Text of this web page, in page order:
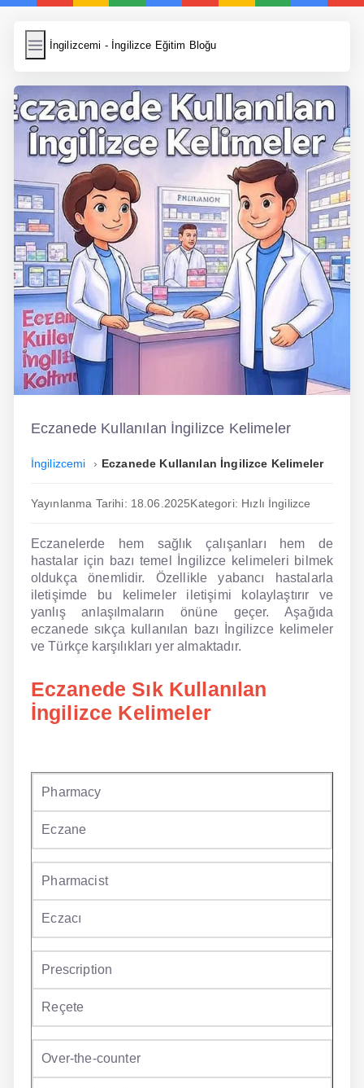
İngilizcemi - İngilizce Eğitim Bloğu
İngilizcemi
Resim Yükle
Wordpress Cache
Anasayfa
İngilizce Yemek Tarifleri
İngilizce Şarkı Sözleri
5 Günde İngilizce
Bilinçaltı İngilizce
İngilizce Biyografiler
İngilizce
Dil Eğitimi
En Ucuz İngilizce
En Uygun İngilizce
Hipnozla İngilizce
İngilizce Kursu Yorum
Offline İngilizce
Online İngilizce
Sözlük
Tavsiyeler
Gizlilik Politikası
Bize Ulaşın
Eczanede Kullanılan İngilizce Kelimeler
İngilizcemi Eczanede Kullanılan İngilizce Kelimeler
Yayınlanma Tarihi: 18.06.2025Kategori: Hızlı İngilizce
Eczanelerde hem sağlık çalışanları hem de
hastalar için bazı temel İngilizce kelimeleri bilmek
oldukça önemlidir. Özellikle yabancı hastalarla
iletişimde bu kelimeler iletişimi kolaylaştırır ve
yanlış anlaşılmaların önüne geçer. Aşağıda
eczanede sıkça kullanılan bazı İngilizce kelimeler
ve Türkçe karşılıkları yer almaktadır.
Eczanede Sık Kullanılan
İngilizce Kelimeler
Pharmacy
Eczane
Pharmacist
Eczacı
Prescription
Reçete
Over-the-counter